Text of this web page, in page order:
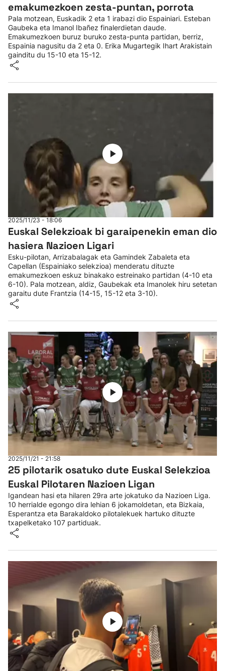
emakumezkoen zesta-puntan, porrota
Pala motzean, Euskadik 2 eta 1 irabazi dio Espainiari. Esteban
Gaubeka eta Imanol Ibañez finalerdietan daude.
Emakumezkoen buruz buruko zesta-punta partidan, berriz,
Espainia nagusitu da 2 eta 0. Erika Mugartegik Ihart Arakistain
gainditu du 15-10 eta 15-12.
2025/11/23 - 18:06
Euskal Selekzioak bi garaipenekin eman dio
hasiera Nazioen Ligari
Esku-pilotan, Arrizabalagak eta Gamindek Zabaleta eta
Capellan (Espainiako selekzioa) menderatu dituzte
emakumezkoen eskuz binakako estreinako partidan (4-10 eta
6-10). Pala motzean, aldiz, Gaubekak eta Imanolek hiru setetan
garaitu dute Frantzia (14-15, 15-12 eta 3-10).
2025/11/21 - 21:58
25 pilotarik osatuko dute Euskal Selekzioa
Euskal Pilotaren Nazioen Ligan
Igandean hasi eta hilaren 29ra arte jokatuko da Nazioen Liga.
10 herrialde egongo dira lehian 6 jokamoldetan, eta Bizkaia,
Esperantza eta Barakaldoko pilotalekuek hartuko dituzte
txapelketako 107 partiduak.